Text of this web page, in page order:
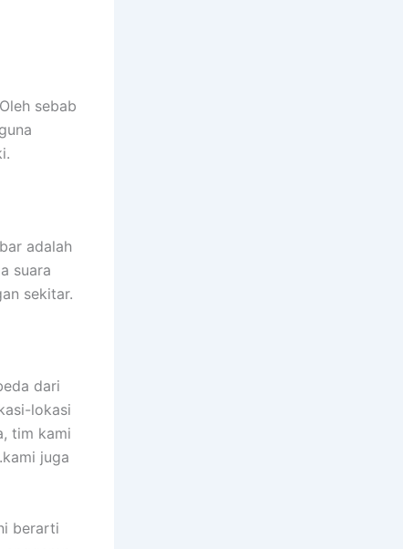
sebab
adalah
suara
sekitar.
dari
lokasi
tim kami
juga
berarti